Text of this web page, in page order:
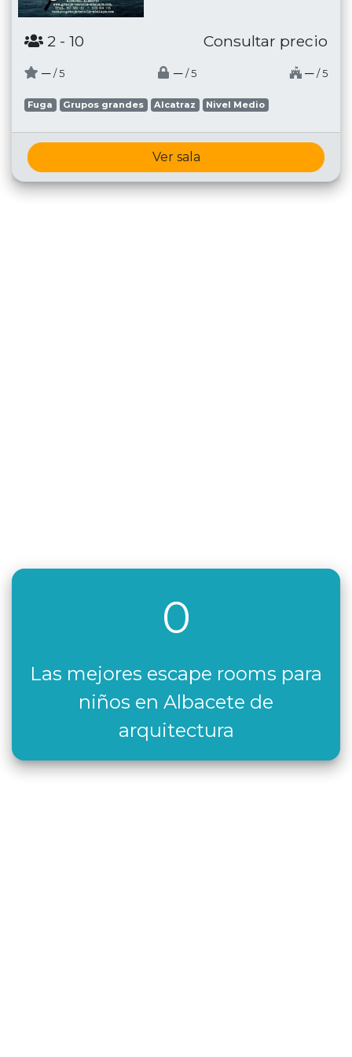
2 - 10 Consultar precio
─ / 5 ─ / 5 ─ / 5
Fuga Grupos grandes Alcatraz Nivel Medio
Ver sala
0
Las mejores escape rooms para
niños en Albacete de
arquitectura